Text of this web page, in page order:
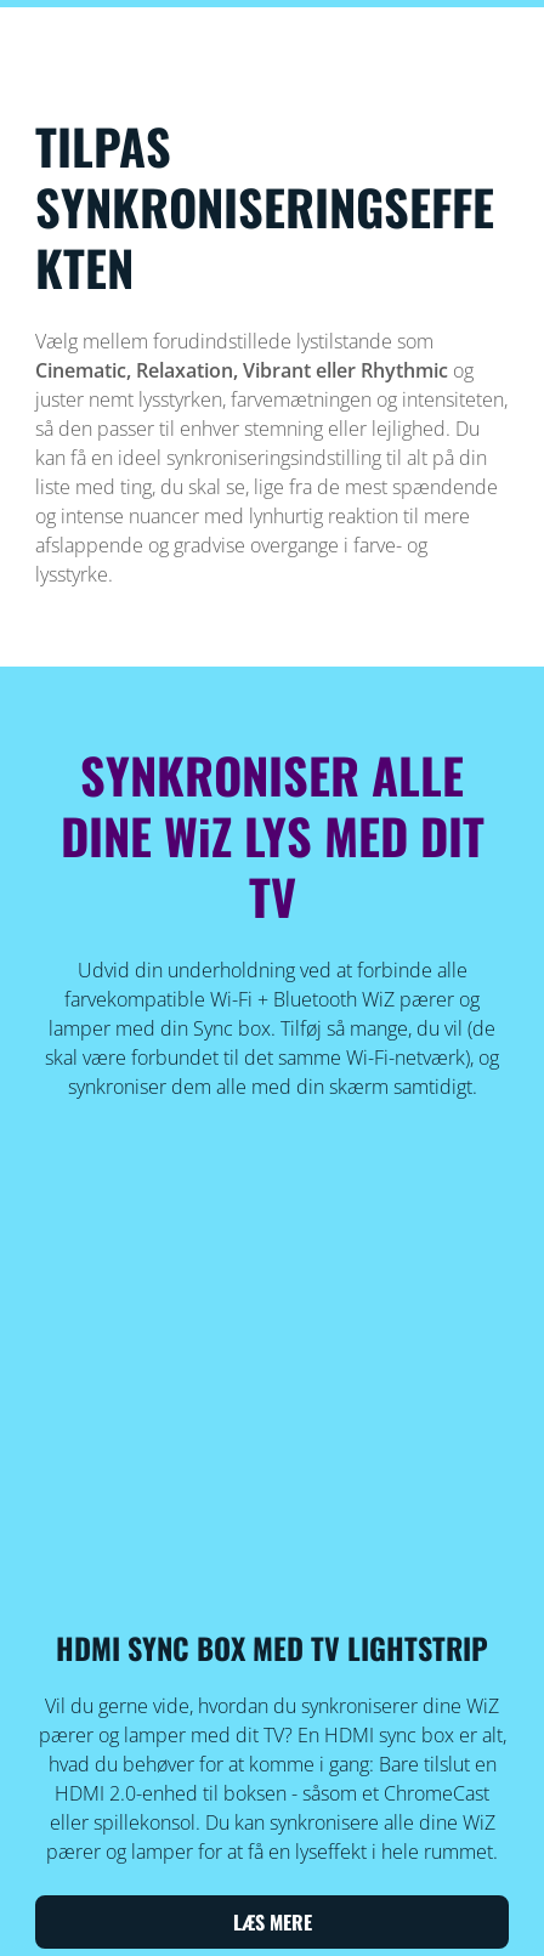
TILPAS
SYNKRONISERINGSEFFE
KTEN
Vælg mellem forudindstillede lystilstande som
Cinematic, Relaxation, Vibrant eller Rhythmicog
juster nemt lysstyrken, farvemætningen og intensiteten,
så den passer til enhver stemning eller lejlighed. Du
kan få en ideel synkroniseringsindstilling til alt på din
liste med ting, du skal se, lige fra de mest spændende
og intense nuancer med lynhurtig reaktion til mere
afslappende og gradvise overgange i farve- og
lysstyrke.
SYNKRONISER ALLE
DINE WiZ LYS MED DIT
TV
Udvid din underholdning ved at forbinde alle
farvekompatible Wi-Fi + Bluetooth WiZ pærer og
lamper med din Sync box. Tilføj så mange, du vil (de
skal være forbundet til det samme Wi-Fi-netværk), og
synkroniser dem alle med din skærm samtidigt.
HDMI SYNC BOX MED TV LIGHTSTRIP
Vil du gerne vide, hvordan du synkroniserer dine WiZ
pærer og lamper med dit TV? En HDMI sync box er alt,
hvad du behøver for at komme i gang: Bare tilslut en
HDMI 2.0-enhed til boksen - såsom et ChromeCast
eller spillekonsol. Du kan synkronisere alle dine WiZ
pærer og lamper for at få en lyseffekt i hele rummet.
LÆS MERE